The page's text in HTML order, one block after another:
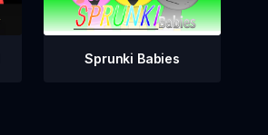
Sprunki Babies